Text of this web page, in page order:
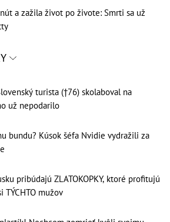
a zažila život po živote: Smrti sa už
turista (†76) skolaboval na
už nepodarilo
bundu? Kúsok šéfa Nvidie vydražili za
pribúdajú ZLATOKOPKY, ktoré profitujú
TÝCHTO mužov